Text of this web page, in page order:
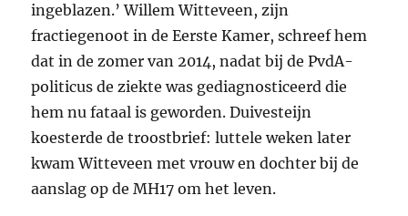
ingeblazen.’ Willem Witteveen, zijn
fractiegenoot in de Eerste Kamer, schreef hem
dat in de zomer van 2014, nadat bij de PvdA-
politicus de ziekte was gediagnosticeerd die
hem nu fataal is geworden. Duivesteijn
koesterde de troostbrief: luttele weken later
kwam Witteveen met vrouw en dochter bij de
aanslag op de MH17 om het leven.